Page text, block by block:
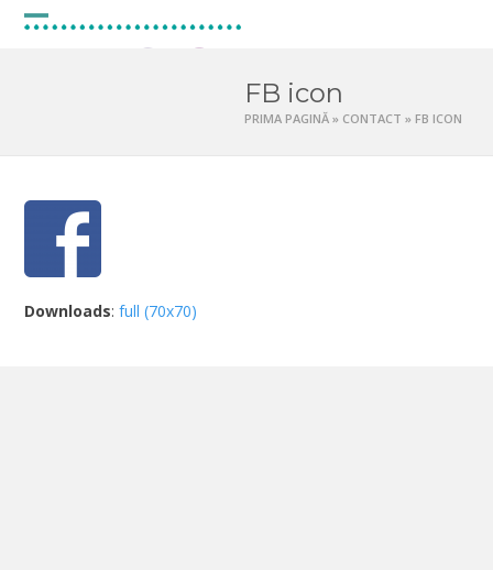
Skip
Open
Close
FB icon
PRIMA PAGINĂ » CONTACT » FB ICON
Downloads:full (70x70)